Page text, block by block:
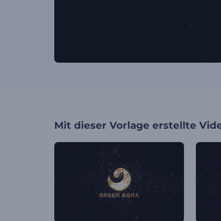
Mit dieser Vorlage erstellte